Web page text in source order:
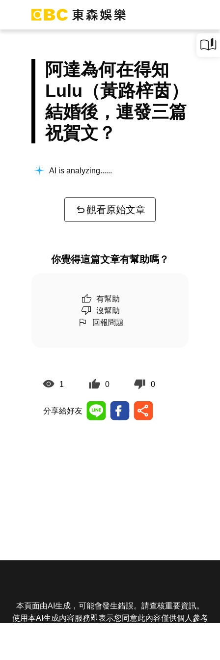
阿達為何在得知
Lulu（黃路梓茵）
結婚後，連發三篇
祝賀文？
AI is analyzing...
觀看原始文章
你覺得這篇文章有幫助嗎？
有幫助
沒幫助
回報問題
1 0 0
分享給好友
本頁面由AI生成，可能會發生錯誤。請查核重要資訊。
使用本AI生成內容服務即表示您同意此內容僅供個人參考